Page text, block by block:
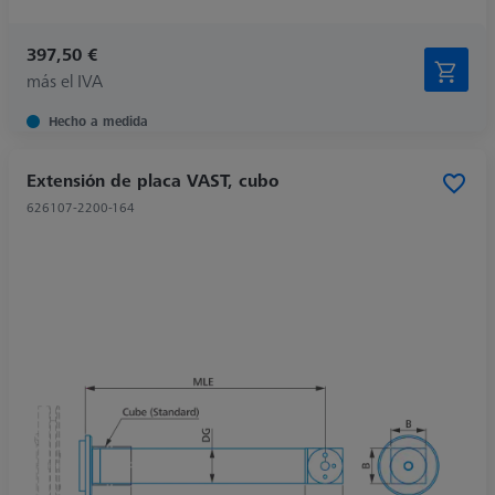
397,50 €
más el IVA
Hecho a medida
Extensión de placa VAST, cubo
626107-2200-164